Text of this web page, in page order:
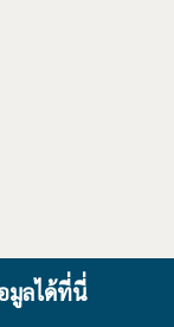
มูลได้ที่นี่